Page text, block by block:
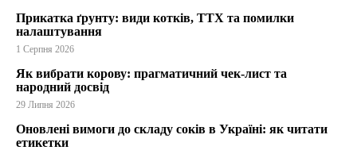
Прикатка ґрунту: види котків, ТТХ та помилки
налаштування
1 Серпня 2026
Як вибрати корову: прагматичний чек-лист та
народний досвід
29 Липня 2026
Оновлені вимоги до складу соків в Україні: як читати
етикетки